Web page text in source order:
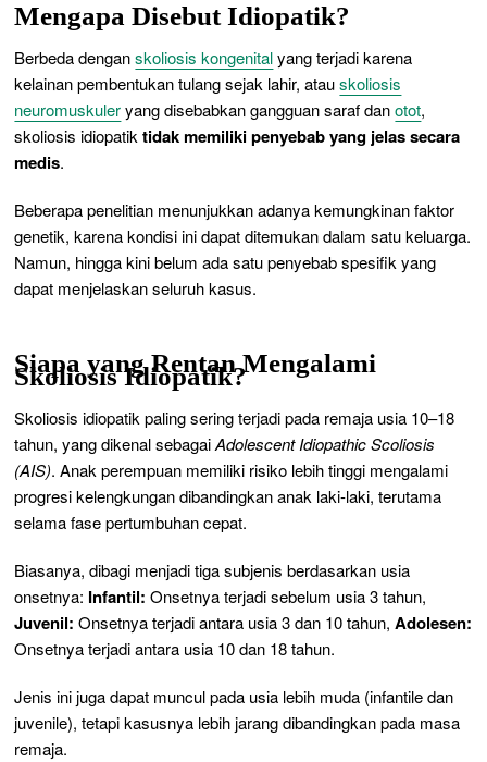
Mengapa Disebut Idiopatik?
Berbeda denganskoliosis kongenitalyang terjadi karena
kelainan pembentukan tulang sejak lahir, atauskoliosis
neuromuskuleryang disebabkan gangguan saraf danotot,
skoliosis idiopatiktidak memiliki penyebab yang jelas secara
medis.
Beberapa penelitian menunjukkan adanya kemungkinan faktor
genetik, karena kondisi ini dapat ditemukan dalam satu keluarga.
Namun, hingga kini belum ada satu penyebab spesifik yang
dapat menjelaskan seluruh kasus.
Siapa yang Rentan Mengalami
Skoliosis Idiopatik?
Skoliosis idiopatik paling sering terjadi pada remaja usia 10–18
tahun, yang dikenal sebagaiAdolescent Idiopathic Scoliosis
(AIS). Anak perempuan memiliki risiko lebih tinggi mengalami
progresi kelengkungan dibandingkan anak laki-laki, terutama
selama fase pertumbuhan cepat.
Biasanya, dibagi menjadi tiga subjenis berdasarkan usia
onsetnya: Infantil: Onsetnya terjadi sebelum usia 3 tahun,
Juvenil:Onsetnya terjadi antara usia 3 dan 10 tahun,Adolesen:
Onsetnya terjadi antara usia 10 dan 18 tahun.
Jenis ini juga dapat muncul pada usia lebih muda (infantile dan
juvenile), tetapi kasusnya lebih jarang dibandingkan pada masa
remaja.